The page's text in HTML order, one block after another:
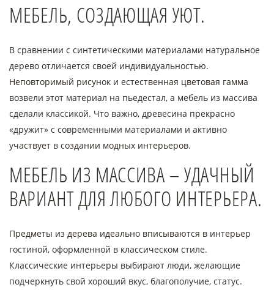
МЕБЕЛЬ, СОЗДАЮЩАЯ УЮТ.
В сравнении с синтетическими материалами натуральное
дерево отличается своей индивидуальностью.
Неповторимый рисунок и естественная цветовая гамма
возвели этот материал на пьедестал, а мебель из массива
сделали классикой. Что важно, древесина прекрасно
«дружит» с современными материалами и активно
участвует в создании модных интерьеров.
МЕБЕЛЬ ИЗ МАССИВА – УДАЧНЫЙ
ВАРИАНТ ДЛЯ ЛЮБОГО ИНТЕРЬЕРА.
Предметы из дерева идеально вписываются в интерьер
гостиной, оформленной в классическом стиле.
Классические интерьеры выбирают люди, желающие
подчеркнуть свой хороший вкус, благополучие, статус.